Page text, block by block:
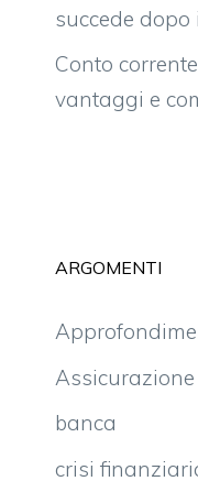
succede
Conto
vantaggi e
ARGOMENTI
Assicurazione
banca
crisi